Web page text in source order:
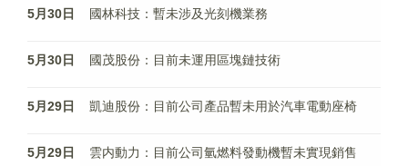
5月30日 國林科技：暫未涉及光刻機業務
5月30日 國茂股份：目前未運用區塊鏈技術
5月29日 凱迪股份：目前公司產品暫未用於汽車電動座椅
5月29日 雲内動力：目前公司氫燃料發動機暫未實現銷售